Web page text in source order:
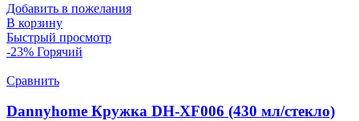
Добавить в пожелания
В корзину
Быстрый просмотр
-23% Горячий
Сравнить
Dannyhome Кружка DH-XF006 (430 мл/стекло)